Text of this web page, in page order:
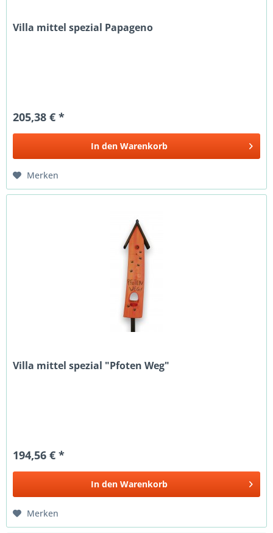
Villa mittel spezial Papageno
205,38 € *
In den Warenkorb
Merken
Villa mittel spezial "Pfoten Weg"
194,56 € *
In den Warenkorb
Merken